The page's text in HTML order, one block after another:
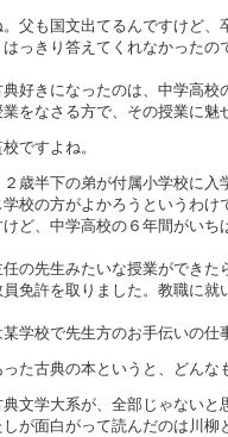
父も国文出てるんですけど、
きり答えてくれなかったの
きになったのは、中学高校
なさる方で、その授業に魅
ですよね。
歳半下の弟が付属小学校に入
の方がよかろうというわけ
、中学高校の６年間がいち
先生みたいな授業ができた
許を取りました。教職に就
校で先生方のお手伝いの仕
た古典の本というと、どんな
文学大系が、全部じゃないと
面白がって読んだのは川柳